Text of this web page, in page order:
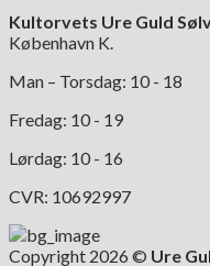
Kultorvets Ure Guld
København K.
Man – Torsdag: 10 - 18
Fredag: 10 - 19
Lørdag: 10 - 16
CVR: 10692997
Copyright 2026 © Ure